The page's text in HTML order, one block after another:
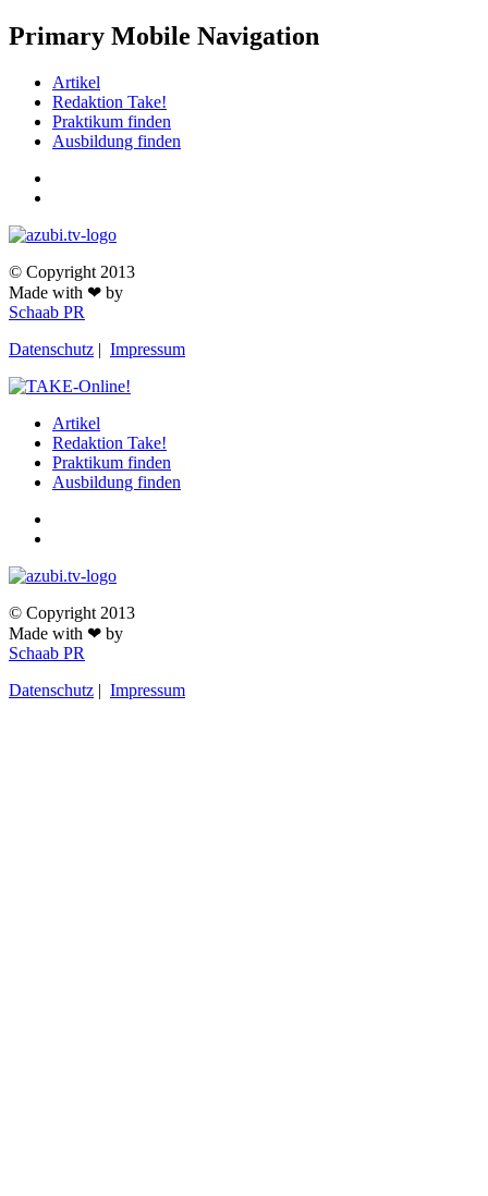
Primary Mobile Navigation
Artikel
Redaktion Take!
Praktikum finden
Ausbildung finden
© Copyright 2013
Made with ❤ by
Schaab PR
Datenschutz | Impressum
Artikel
Redaktion Take!
Praktikum finden
Ausbildung finden
© Copyright 2013
Made with ❤ by
Schaab PR
Datenschutz | Impressum